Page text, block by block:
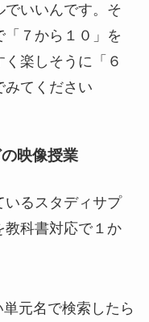
でいいんです。そ
７から１０」を
楽しそうに「６
みてください
映像授業
いるスタディサプ
教科書対応で１か
元名で検索したら